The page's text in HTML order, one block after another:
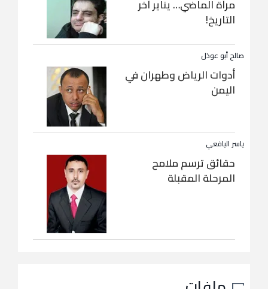
مرآة الماضي… يناير آخر
التاريخ!
صالح أبو عوذل
أدوات الرياض وطهران في
اليمن
ياسر اليافعي
حقائق ترسم ملامح
المرحلة المقبلة